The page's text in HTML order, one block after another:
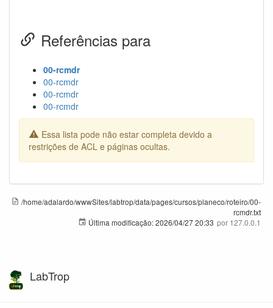
Referências para
00-rcmdr
00-rcmdr
00-rcmdr
00-rcmdr
Essa lista pode não estar completa devido a
restrições de ACL e páginas ocultas.
/home/adalardo/wwwSites/labtrop/data/pages/cursos/planeco/roteiro/00-
rcmdr.txt
Última modificação:2026/04/27 20:33 por 127.0.0.1
LabTrop